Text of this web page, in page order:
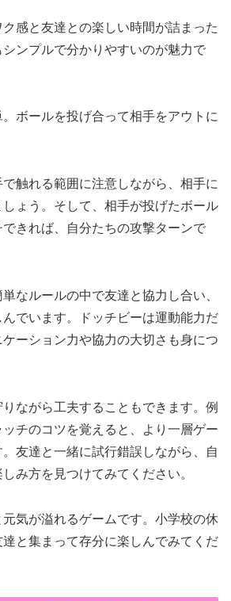
ク感と友達との楽しい時間が詰まった
ンプルで分かりやすいのが魅力で
ボールを投げ合って相手をアウトに
触れる範囲に注意しながら、相手に
ょう。そして、相手が投げたボール
きれば、自分たちの攻撃ターンで
なルールの中で友達と協力し合い、
でいます。ドッチビーは運動能力だ
ーション力や協力の大切さも身につ
ながら工夫することもできます。例
チのコツを覚えると、より一層ゲー
友達と一緒に試行錯誤しながら、自
み方を見つけてみてください。
元気が溢れるゲームです。小学校の休
と集まって存分に楽しんでみてくだ